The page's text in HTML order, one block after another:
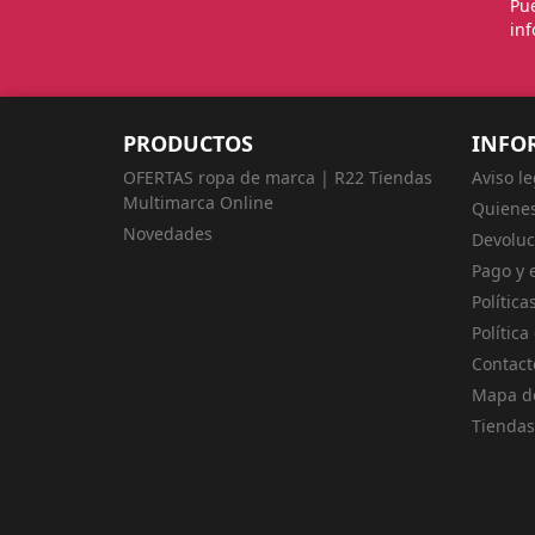
PRODUCTOS
OFERTAS ropa de marca | R22 Tiendas
Multimarca Online
Novedades
Aviso
Pago y
Política
Mapa
Tiendas